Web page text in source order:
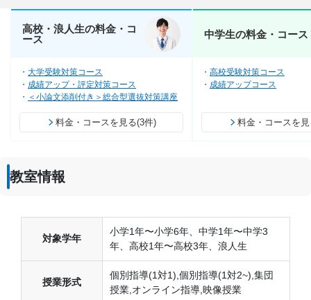
高校・浪人生の料金・コ
ース
大学受験対策コース
成績アップ・評定対策コース
＜小論文添削付き＞総合型選抜対策講座
料金・コースを見る(3件)
中学生の料金・コース
高校受験対策コース
成績アップコース
料金・コースを
教室情報
対象学年
小学1年〜小学6年、中学1年〜中学3
年、高校1年〜高校3年、浪人生
授業形式
個別指導(1対1),個別指導(1対2~),集団
授業,オンライン指導,映像授業